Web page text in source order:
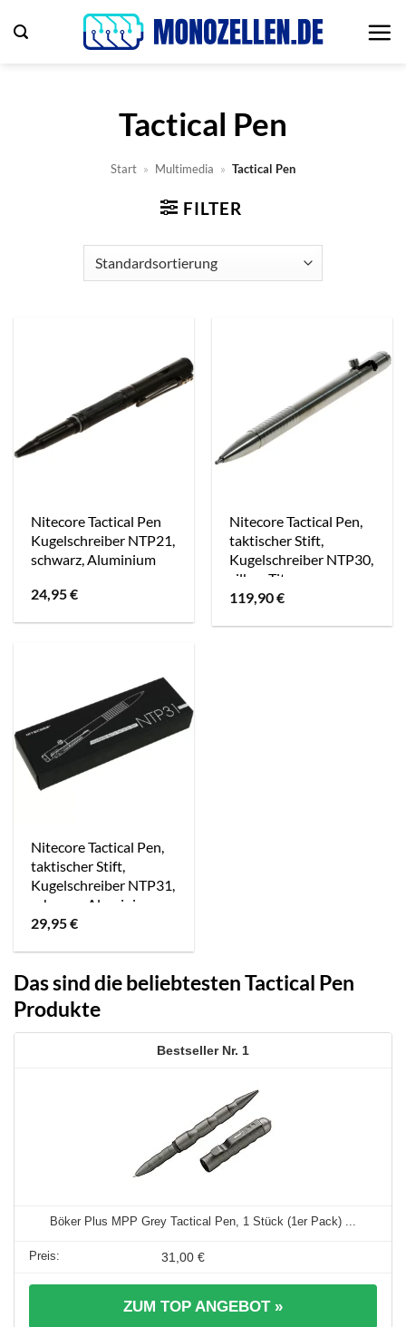
Inhalt
Tactical Pen
Start » Multimedia » Tactical Pen
FILTER
Nitecore Tactical Pen
Kugelschreiber NTP21,
schwarz, Aluminium
24,95€
Nitecore Tactical Pen,
taktischer Stift,
Kugelschreiber NTP30,
silber, Titan
119,90€
Nitecore Tactical Pen,
taktischer Stift,
Kugelschreiber NTP31,
schwarz, Aluminium
29,95€
Das sind die beliebtesten Tactical Pen
Produkte
1
Böker Plus MPP Grey Tactical Pen, 1 Stück (1er Pack) ...
31,00 €
ZUM TOP ANGEBOT »